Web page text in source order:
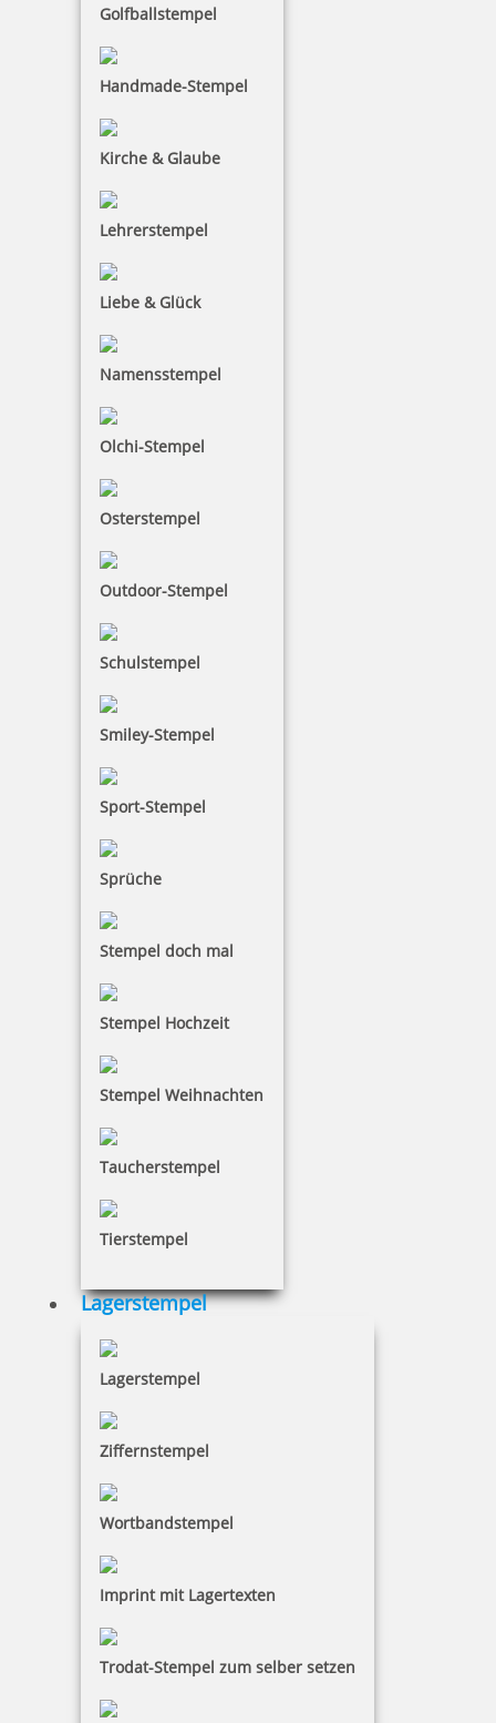
Golfballstempel
Handmade-Stempel
Kirche & Glaube
Lehrerstempel
Liebe & Glück
Namensstempel
Olchi-Stempel
Osterstempel
Outdoor-Stempel
Schulstempel
Smiley-Stempel
Sport-Stempel
Sprüche
Stempel doch mal
Stempel Hochzeit
Stempel Weihnachten
Taucherstempel
Tierstempel
Lagerstempel
Lagerstempel
Ziffernstempel
Wortbandstempel
Imprint mit Lagertexten
Trodat-Stempel zum selber setzen